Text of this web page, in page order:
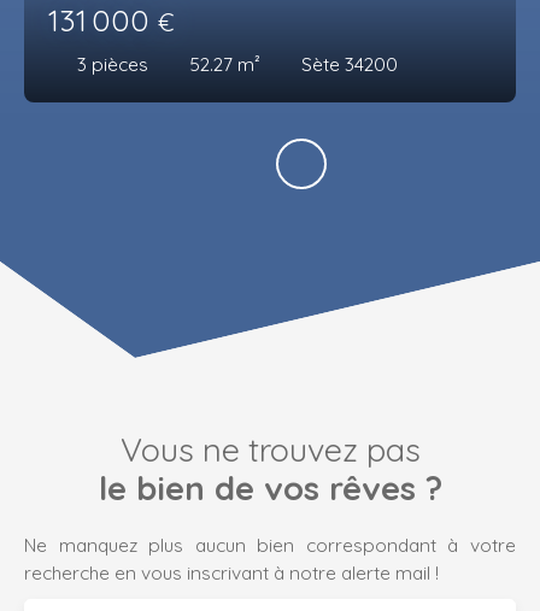
131 000 €
3 pièces 52.27 m² Sète 34200
Vous ne trouvez pas
le bien de vos rêves ?
Ne manquez plus aucun bien correspondant à votre
recherche en vous inscrivant à notre alerte mail !